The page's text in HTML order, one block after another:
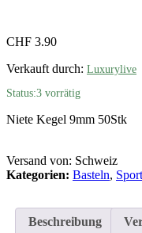
CHF 3.90
Verkauft durch: Luxurylive
Status:3 vorrätig
Niete Kegel 9mm 50Stk
Versand von: Schweiz
Kategorien: Basteln,
Beschreibung